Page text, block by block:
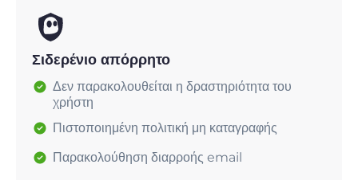
Σιδερένιο απόρρητο
Δεν παρακολουθείται η δραστηριότητα του
χρήστη
Πιστοποιημένη πολιτική μη καταγραφής
Παρακολούθηση διαρροής email